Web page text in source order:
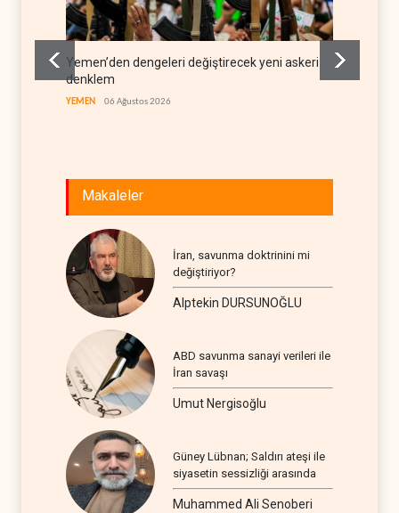
Yemen’den dengeleri değiştirecek yeni askeri
denklem
YEMEN 06 Ağustos 2026
Makaleler
İran, savunma doktrinini mi
değiştiriyor?
Alptekin DURSUNOĞLU
ABD savunma sanayi verileri ile
İran savaşı
Umut Nergisoğlu
Güney Lübnan; Saldırı ateşi ile
siyasetin sessizliği arasında
Muhammed Ali Senoberi